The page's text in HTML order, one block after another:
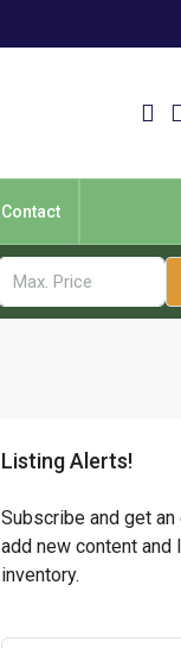
Contact
Listing Alerts!
Subscribe and get
add new content and
inventory.